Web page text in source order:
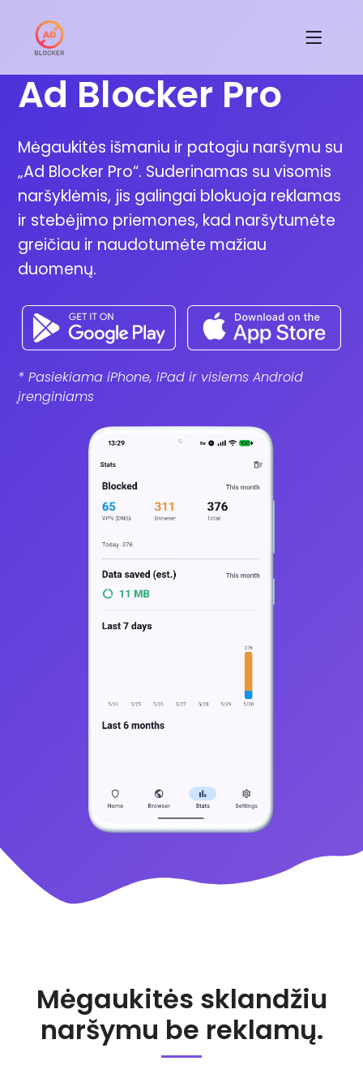
Ad Blocker Pro
Mėgaukitės išmaniu ir patogiu naršymu su
„Ad Blocker Pro“. Suderinamas su visomis
naršyklėmis, jis galingai blokuoja reklamas
ir stebėjimo priemones, kad naršytumėte
greičiau ir naudotumėte mažiau
duomenų.
* Pasiekiama iPhone, iPad ir visiems Android
įrenginiams
Mėgaukitės sklandžiu
naršymu be reklamų.